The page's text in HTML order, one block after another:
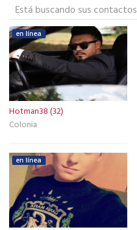
Está buscando sus contactos
en línea
Hotman38 (32)
Colonia
en línea